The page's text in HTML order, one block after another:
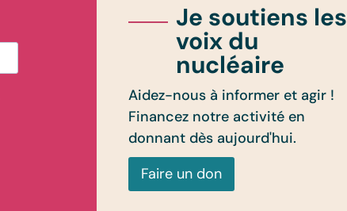
Je soutiens les
voix du
nucléaire
Aidez-nous à informer et agir !
Financez notre activité en
donnant dès aujourd'hui.
Faire un don